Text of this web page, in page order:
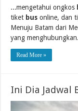
...mengetahui ongkos
tiket bus online, dan
Menuju Batam dari
yang
Read More »
Ini Dia Jadwal